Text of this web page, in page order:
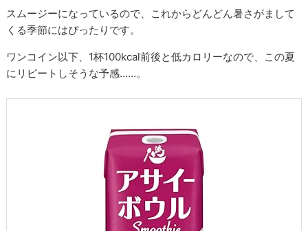
スムージーになっているので、これからどんどん暑さがまして
くる季節にはぴったりです。
ワンコイン以下、1杯100kcal前後と低カロリーなので、この夏
にリピートしそうな予感……。